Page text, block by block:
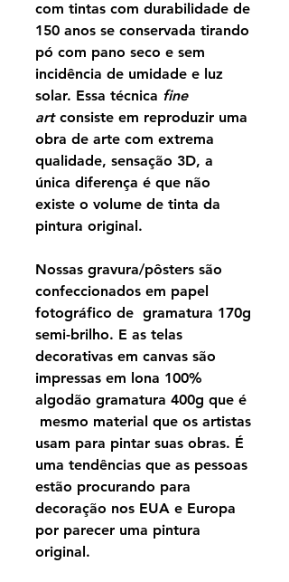
com tintas com durabilidade de
150 anos se conservada tirando
pó com pano seco e sem
incidência de umidade e luz
solar. Essa técnica fine
artconsiste em reproduzir uma
obra de arte com extrema
qualidade, sensação 3D, a
única diferença é que não
existe o volume de tinta da
pintura original.
Nossas gravura/pôsters são
confeccionados em papel
fotográfico de gramatura 170g
semi-brilho. E as telas
decorativas em canvas são
impressas em lona 100%
algodão gramatura 400g que é
mesmo material que os artistas
usam para pintar suas obras. É
uma tendências que as pessoas
estão procurando para
decoração nos EUA e Europa
por parecer uma pintura
original.